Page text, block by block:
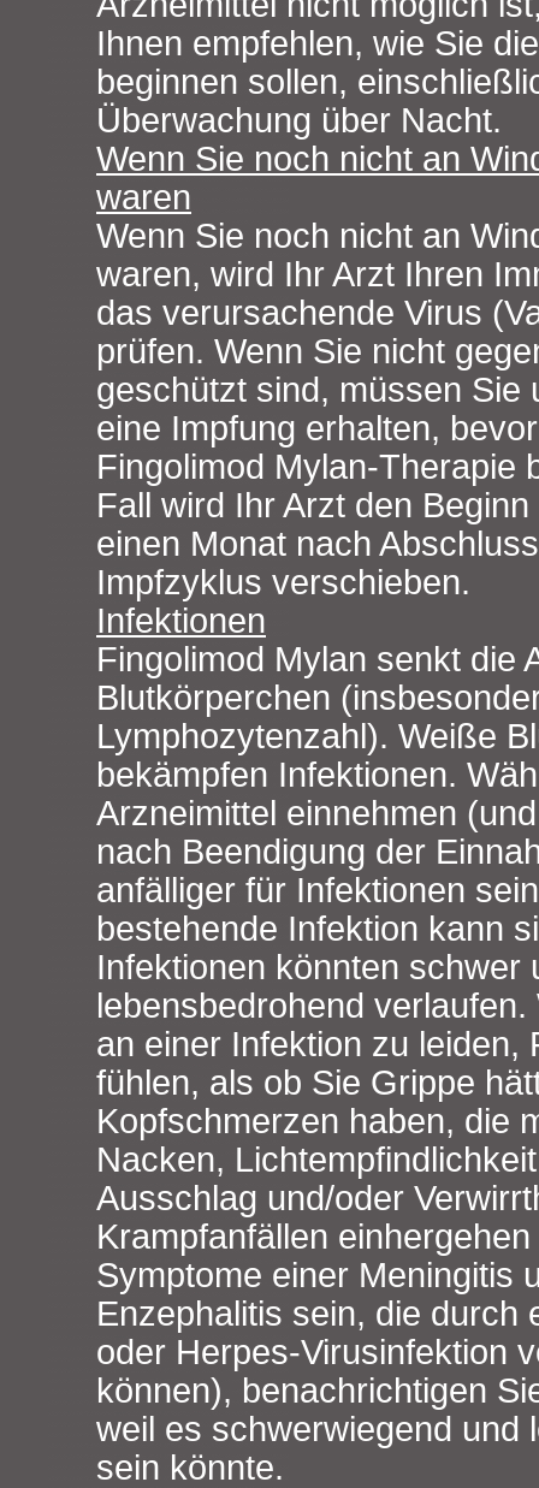
Ihnen empfehlen, wie Sie
beginnen sollen,
Überwachung über Nacht.
Wenn Sie noch nicht an
waren
Wenn Sie noch nicht an
waren, wird Ihr Arzt Ihren
das verursachende Virus
prüfen. Wenn Sie nicht
geschützt sind, müssen Sie
eine Impfung erhalten,
Fingolimod Mylan-Therapie
Fall wird Ihr Arzt den
einen Monat nach
Impfzyklus verschieben.
Infektionen
Fingolimod Mylan senkt die
Blutkörperchen
Lymphozytenzahl). Weiße
bekämpfen Infektionen.
Arzneimittel einnehmen
nach Beendigung der
anfälliger für Infektionen
bestehende Infektion kann
Infektionen könnten schwer
lebensbedrohend
an einer Infektion zu leiden,
fühlen, als ob Sie Grippe
Kopfschmerzen haben, die
Nacken,
Ausschlag und/oder
Krampfanfällen
Symptome einer Meningitis
Enzephalitis sein, die durch
oder Herpes-Virusinfektion
können), benachrichtigen
weil es schwerwiegend und
sein könnte.